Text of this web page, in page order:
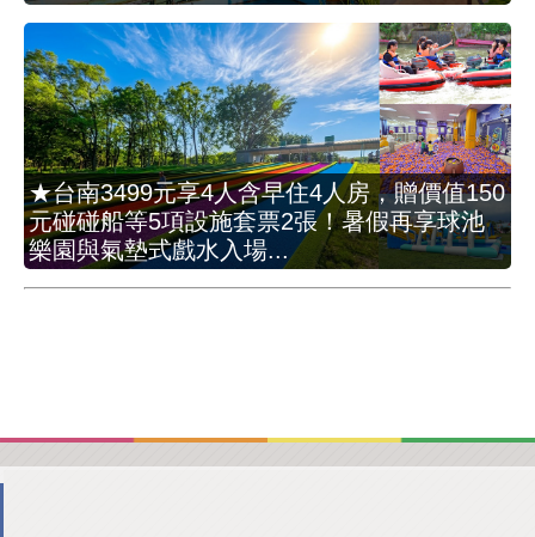
★台南3499元享4人含早住4人房，贈價值150
元碰碰船等5項設施套票2張！暑假再享球池
樂園與氣墊式戲水入場...